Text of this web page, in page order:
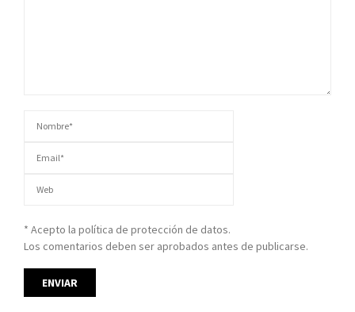
* Acepto la política de protección de datos.
Los comentarios deben ser aprobados antes de publicarse.